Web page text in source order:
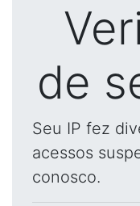
de
Seu IP fez
acessos
conosco.